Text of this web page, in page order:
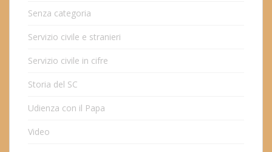
Senza categoria
Servizio civile e stranieri
Servizio civile in cifre
Storia del SC
Udienza con il Papa
Video